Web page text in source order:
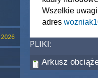
2026
Wszelkie
adres
PLIKI:
Arkusz